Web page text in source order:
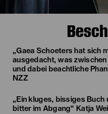
„Gaea Schoeters hat sich
ausgedacht, was
und dabei beachtliche
NZZ
„Ein kluges, bissiges Buch
bitter im Abgang“ Katja